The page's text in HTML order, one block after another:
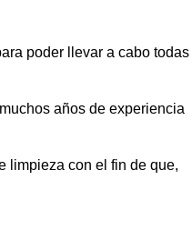
poder llevar a cabo todas
años de experiencia
limpieza con el fin de que,